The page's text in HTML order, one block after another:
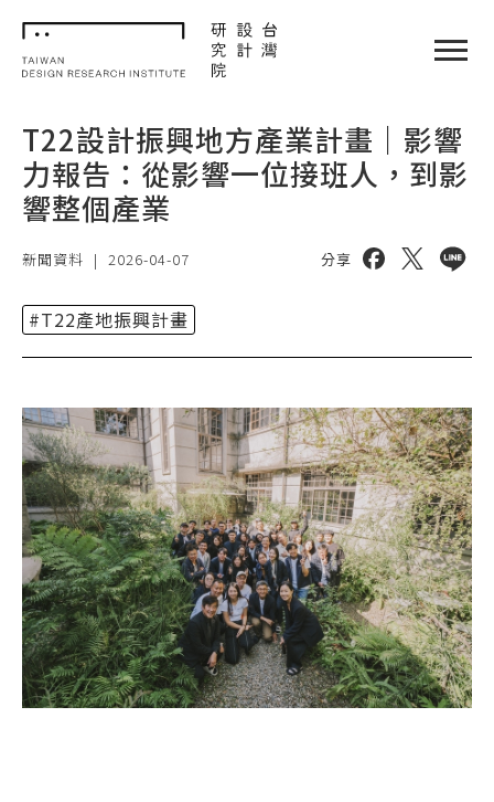
TDRI
單
T22設計振興地方產業計畫｜影響
力報告：從影響一位接班人，到影
響整個產業
新聞資料 | 2026-04-07 分享 分享到分享到
分享
#T22產地振興計畫